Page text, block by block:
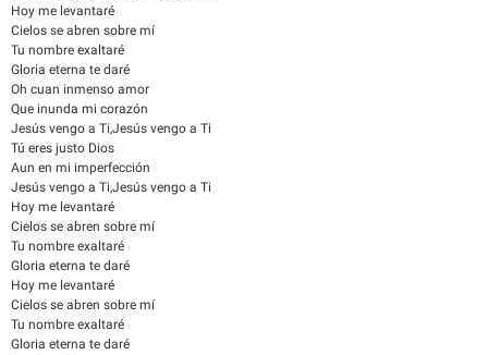
Hoy me levantaré
Cielos se abren sobre mí
Tu nombre exaltaré
Gloria eterna te daré
Oh cuan inmenso amor
Que inunda mi corazón
Jesús vengo a Ti,Jesús vengo a Ti
Tú eres justo Dios
Aun en mi imperfección
Jesús vengo a Ti,Jesús vengo a Ti
Hoy me levantaré
Cielos se abren sobre mí
Tu nombre exaltaré
Gloria eterna te daré
Hoy me levantaré
Cielos se abren sobre mí
Tu nombre exaltaré
Gloria eterna te daré